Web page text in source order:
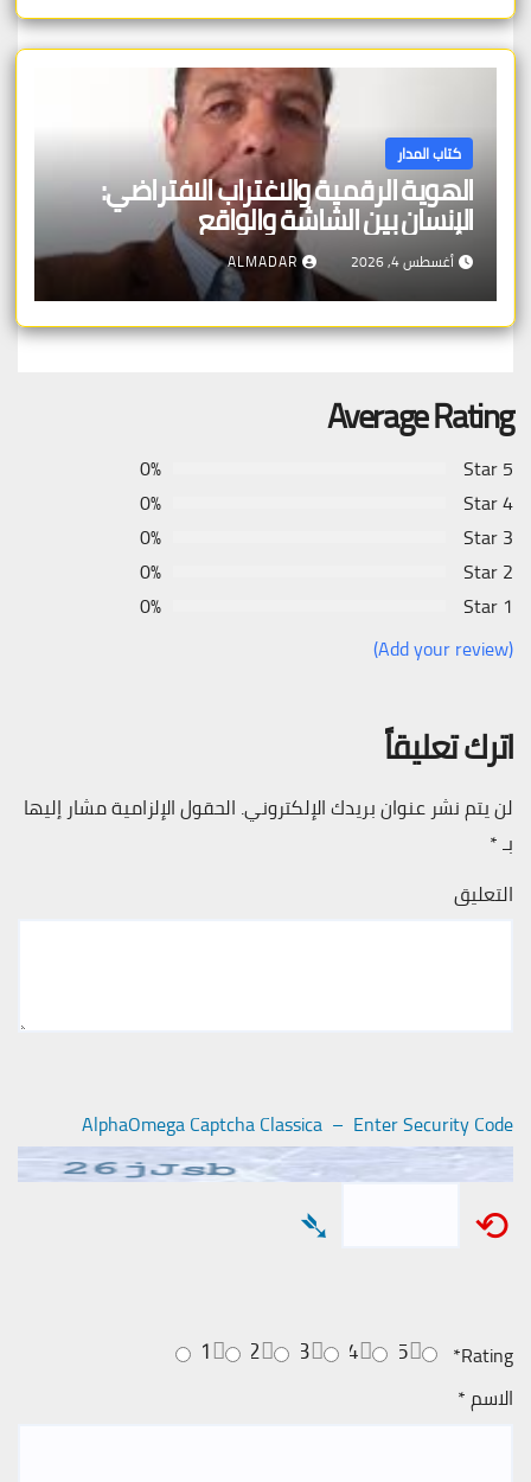
كتاب المدار
الهوية الرقمية والاغتراب الافتراضي:
الإنسان بين الشاشة والواقع
أغسطس 4, 2026 ALMADAR
Average Rating
5 Star
0%
4 Star
0%
3 Star
0%
2 Star
0%
1 Star
0%
(Add your review)
اترك تعليقاً
لن يتم نشر عنوان بريدك الإلكتروني. الحقول الإلزامية مشار إليها
بـ*
التعليق
AlphaOmega Captcha Classica – Enter Security Code
⟲
➴
Rating
*
5
4
3
2
1
الاسم*